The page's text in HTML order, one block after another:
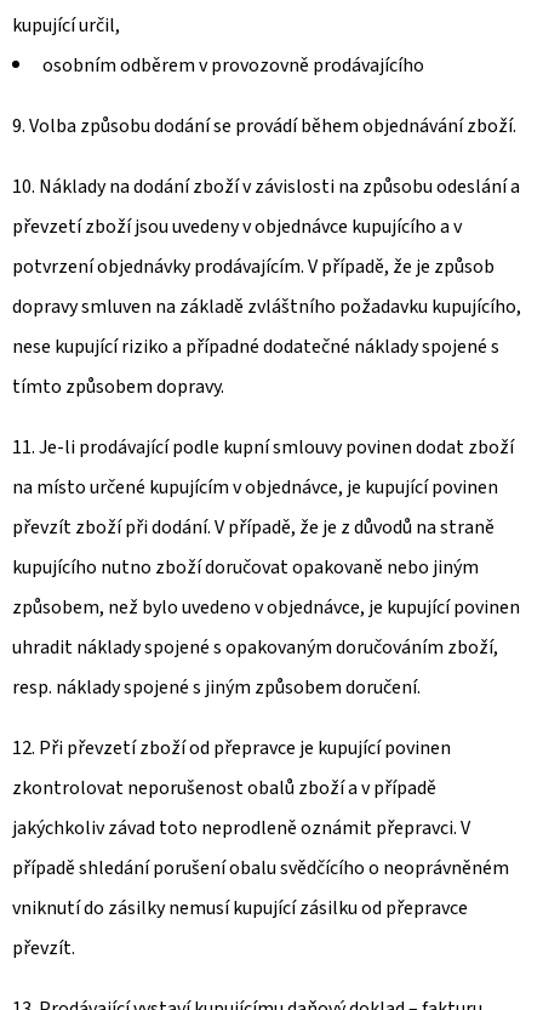
kupující určil,
osobním odběrem v provozovně prodávajícího
9. Volba způsobu dodání se provádí během objednávání zboží.
10. Náklady na dodání zboží v závislosti na způsobu odeslání a
převzetí zboží jsou uvedeny v objednávce kupujícího a v
potvrzení objednávky prodávajícím. V případě, že je způsob
dopravy smluven na základě zvláštního požadavku kupujícího,
nese kupující riziko a případné dodatečné náklady spojené s
tímto způsobem dopravy.
11. Je-li prodávající podle kupní smlouvy povinen dodat zboží
na místo určené kupujícím v objednávce, je kupující povinen
převzít zboží při dodání. V případě, že je z důvodů na straně
kupujícího nutno zboží doručovat opakovaně nebo jiným
způsobem, než bylo uvedeno v objednávce, je kupující povinen
uhradit náklady spojené s opakovaným doručováním zboží,
resp. náklady spojené s jiným způsobem doručení.
12. Při převzetí zboží od přepravce je kupující povinen
zkontrolovat neporušenost obalů zboží a v případě
jakýchkoliv závad toto neprodleně oznámit přepravci. V
případě shledání porušení obalu svědčícího o neoprávněném
vniknutí do zásilky nemusí kupující zásilku od přepravce
převzít.